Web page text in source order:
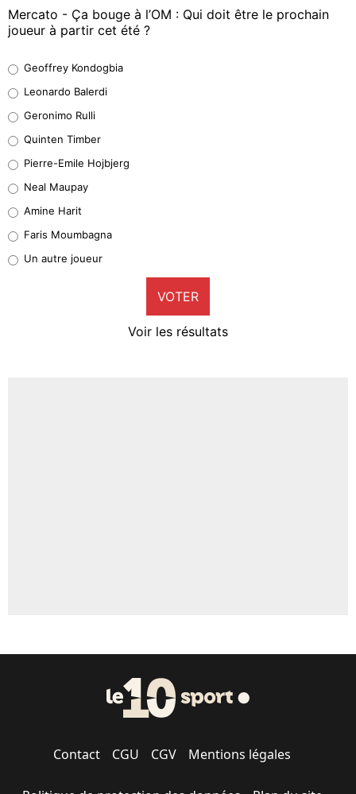
Mercato - Ça bouge à l’OM : Qui doit être le prochain
joueur à partir cet été ?
38%
32%
4%
1%
9%
Geoffrey Kondogbia
Leonardo Balerdi
Geronimo Rulli
Quinten Timber
Pierre-Emile Hojbjerg
Neal Maupay
Amine Harit
Faris Moumbagna
Un autre joueur
VOTER
Voir les résultats
Contact CGU CGV Mentions légales